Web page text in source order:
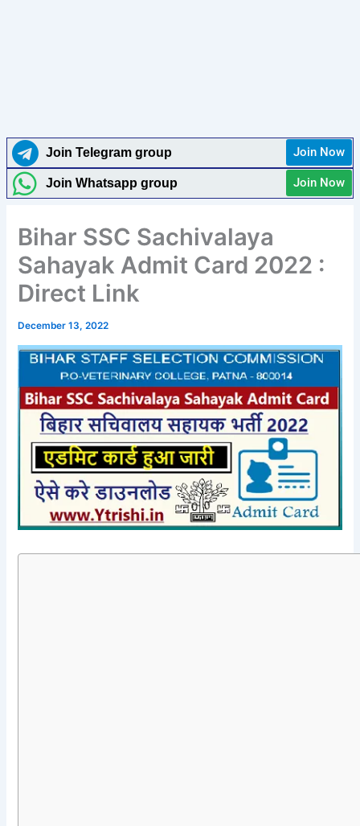
Join Telegram group Join Now
Join Whatsapp group Join Now
Bihar SSC Sachivalaya
Sahayak Admit Card 2022 :
Direct Link
December 13, 2022